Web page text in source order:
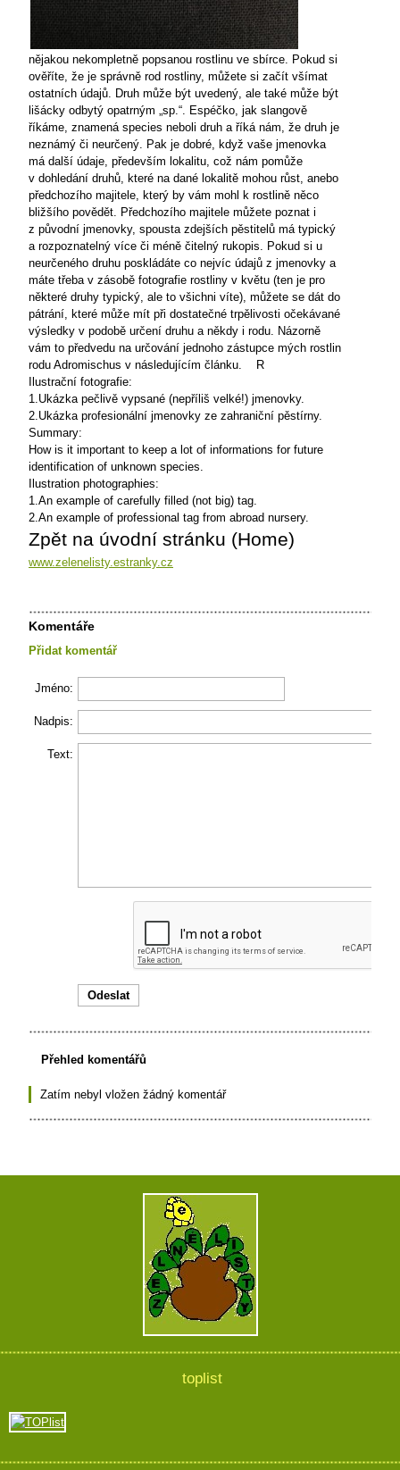
nějakou nekompletně popsanou rostlinu ve sbírce. Pokud si
ověříte, že je správně rod rostliny, můžete si začít všímat
ostatních údajů. Druh může být uvedený, ale také může být
lišácky odbytý opatrným „sp.“. Espéčko, jak slangově
říkáme, znamená species neboli druh a říká nám, že druh je
neznámý či neurčený. Pak je dobré, když vaše jmenovka
má další údaje, především lokalitu, což nám pomůže
v dohledání druhů, které na dané lokalitě mohou růst, anebo
předchozího majitele, který by vám mohl k rostlině něco
bližšího povědět. Předchozího majitele můžete poznat i
z původní jmenovky, spousta zdejších pěstitelů má typický
a rozpoznatelný více či méně čitelný rukopis. Pokud si u
neurčeného druhu poskládáte co nejvíc údajů z jmenovky a
máte třeba v zásobě fotografie rostliny v květu (ten je pro
některé druhy typický, ale to všichni víte), můžete se dát do
pátrání, které může mít při dostatečné trpělivosti očekávané
výsledky v podobě určení druhu a někdy i rodu. Názorně
vám to předvedu na určování jednoho zástupce mých rostlin
rodu Adromischus v následujícím článku.
R
Ilustrační fotografie:
1.Ukázka pečlivě vypsané (nepříliš velké!) jmenovky.
2.Ukázka profesionální jmenovky ze zahraniční pěstírny.
Summary:
How is it important to keep a lot of informations for future
identification of unknown species.
Ilustration photographies:
1.An example of carefully filled (not big) tag.
2.An example of professional tag from abroad nursery.
Zpět na úvodní stránku (Home)
www.zelenelisty.estranky.cz
Komentáře
Přidat komentář
Jméno:
Nadpis:
Text:
Přehled komentářů
Zatím nebyl vložen žádný komentář
toplist